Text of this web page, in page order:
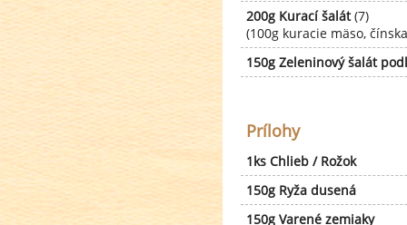
200g Kurací šalát(7)
(100g kuracie mäso,
150g Zeleninový šalát
Prílohy
1ks Chlieb / Rožok
150g Ryža dusená
150g Varené zemiaky